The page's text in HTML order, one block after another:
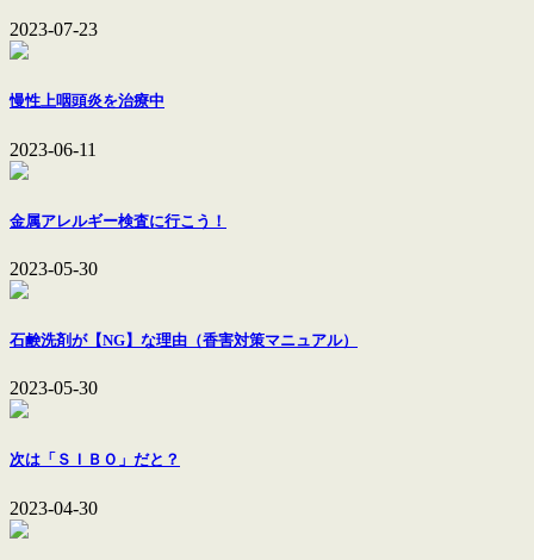
2023-07-23
慢性上咽頭炎を治療中
2023-06-11
金属アレルギー検査に行こう！
2023-05-30
石鹸洗剤が【NG】な理由（香害対策マニュアル）
2023-05-30
次は「ＳＩＢＯ」だと？
2023-04-30